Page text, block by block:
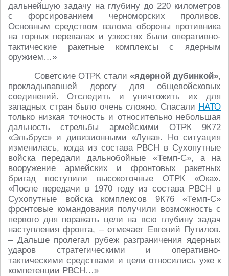
дальнейшую задачу на глубину до 220 километров
с форсированием черноморских проливов.
Основным средством взлома обороны противника
на горных перевалах и узкостях были оперативно-
тактические ракетные комплексы с ядерным
оружием…»
Советские ОТРК стали «ядерной дубинкой»,
прокладывавшей дорогу для общевойсковых
соединений. Отследить и уничтожить их для
западных стран было очень сложно. Спасали НАТО
только низкая точность и относительно небольшая
дальность стрельбы армейскими ОТРК 9К72
«Эльбрус» и дивизионными «Луна». Но ситуация
изменилась, когда из состава РВСН в Сухопутные
войска передали дальнобойные «Темп-С», а на
вооружение армейских и фронтовых ракетных
бригад поступили высокоточные ОТРК «Ока».
«После передачи в 1970 году из состава РВСН в
Сухопутные войска комплексов 9К76 «Темп-С»
фронтовые командования получили возможность с
первого дня поражать цели на всю глубину задач
наступления фронта, – отмечает Евгений Путилов.
– Дальше пролегал рубеж разграничения ядерных
ударов стратегическими и оперативно-
тактическими средствами и цели относились уже к
компетенции РВСН…»